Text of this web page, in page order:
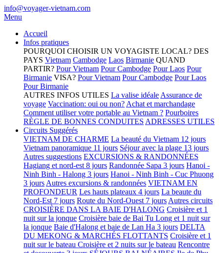
info@voyager-vietnam.com
Menu
Accueil
Infos pratiques
POURQUOI CHOISIR UN VOYAGISTE LOCAL? DES
PAYS Vietnam Cambodge Laos Birmanie QUAND
PARTIR? Pour Vietnam Pour Cambodge Pour Laos Pour
Birmanie VISA? Pour Vietnam Pour Cambodge Pour Laos
Pour Birmanie
AUTRES INFOS UTILES La valise idéale Assurance de
voyage Vaccination: oui ou non? Achat et marchandage
Comment utiliser votre portable au Vietnam ? Pourboires
RÈGLE DE BONNES CONDUITES ADRESSES UTILES
Circuits Suggérés
VIETNAM DE CHARME La beauté du Vietnam 12 jours
Vietnam panoramique 11 jours Séjour avec la plage 13 jours
Autres suggestions EXCURSIONS & RANDONNÉES
Hagiang et nord-est 8 jours Randonnée Sapa 3 jours Hanoi -
Ninh Binh - Halong 3 jours Hanoi - Ninh Binh - Cuc Phuong
3 jours Autres excursions & randonnées VIETNAM EN
PROFONDEUR Les hauts plateaux 4 jours La beaute du
Nord-Est 7 jours Route du Nord-Ouest 7 jours Autres circuits
CROISIÈRE DANS LA BAIE D'HALONG Croisière et 1
nuit sur la jonque Croisière baie de Bai Tu Long et 1 nuit sur
la jonque Baie d'Halong et baie de Lan Ha 3 jours DELTA
DU MEKONG & MARCHÉS FLOTTANTS Croisière et 1
nuit sur le bateau Croisière et 2 nuits sur le bateau Rencontre